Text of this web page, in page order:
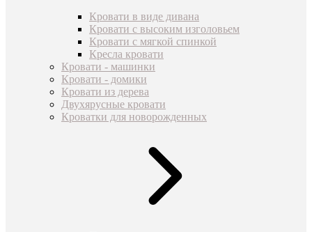
Кровати в виде дивана
Кровати с высоким изголовьем
Кровати с мягкой спинкой
Кресла кровати
Кровати - машинки
Кровати - домики
Кровати из дерева
Двухярусные кровати
Кроватки для новорожденных